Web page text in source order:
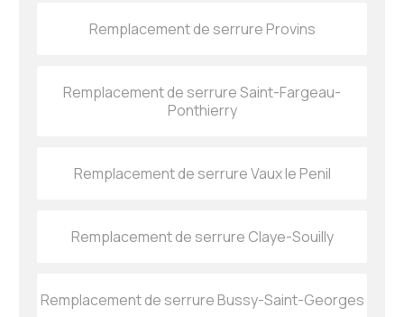
Remplacement de serrure Provins
Remplacement de serrure Saint-Fargeau-
Ponthierry
Remplacement de serrure Vaux le Penil
Remplacement de serrure Claye-Souilly
Remplacement de serrure Bussy-Saint-Georges